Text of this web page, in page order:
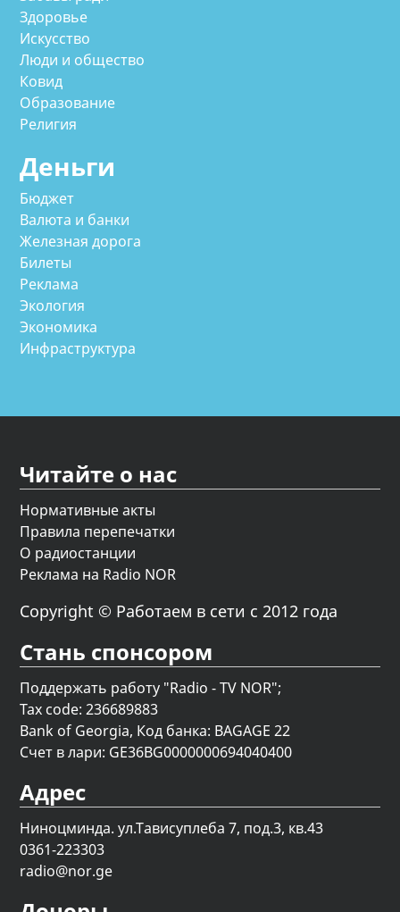
Здоровье
Искусство
Люди и общество
Ковид
Образование
Религия
Деньги
Бюджет
Валюта и банки
Железная дорога
Билеты
Реклама
Экология
Экономика
Инфраструктура
Читайте о нас
Нормативные акты
Правила перепечатки
О радиостанции
Реклама на Radio NOR
Copyright © Работаем в сети с 2012 года
Стань спонсором
Поддержать работу "Radio - TV NOR";
Tax code: 236689883
Bank of Georgia, Код банка: BAGAGE 22
Счет в лари: GE36BG0000000694040400
Адрес
Ниноцминда. ул.Тависуплеба 7, под.3, кв.43
0361-223303
radio@nor.ge